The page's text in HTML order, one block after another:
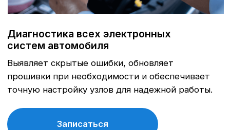
Замена масла в ДВС, прокладки сливной
пробки, фильтра масляного.
Замена масла в ДВС по акции